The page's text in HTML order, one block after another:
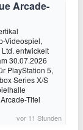
Arcade-
Videospiel,
entwickelt
30.07.2026
PlayStation 5,
Series X/S
Titel
vor 11 Stunden